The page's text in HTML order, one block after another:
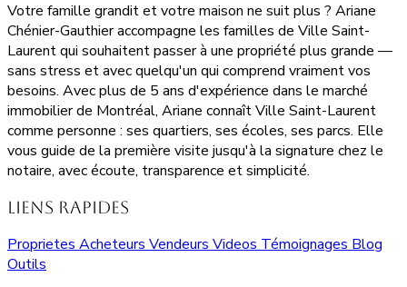
Votre famille grandit et votre maison ne suit plus ? Ariane
Chénier-Gauthier accompagne les familles de Ville Saint-
Laurent qui souhaitent passer à une propriété plus grande —
sans stress et avec quelqu'un qui comprend vraiment vos
besoins. Avec plus de 5 ans d'expérience dans le marché
immobilier de Montréal, Ariane connaît Ville Saint-Laurent
comme personne : ses quartiers, ses écoles, ses parcs. Elle
vous guide de la première visite jusqu'à la signature chez le
notaire, avec écoute, transparence et simplicité.
Liens rapides
Proprietes Acheteurs Vendeurs Videos Témoignages Blog
Outils